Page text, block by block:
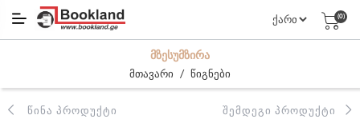
(0)
ᲛᲖᲔᲡᲣᲛᲖᲘᲠᲐ
მთავარი / წიგნები
ᲬᲘᲜᲐ ᲞᲠᲝᲓᲣᲥᲢᲘ ᲨᲔᲛᲓᲔᲒᲘ ᲞᲠᲝᲓᲣᲥᲢᲘ